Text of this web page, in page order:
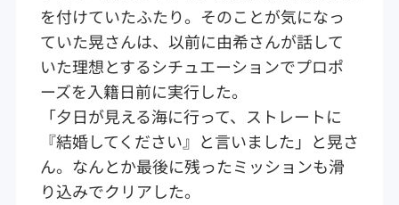
を付けていたふたり。そのことが気になっ
ていた晃さんは、以前に由希さんが話して
いた理想とするシチュエーションでプロポ
ーズを入籍日前に実行した。
「夕日が見える海に行って、ストレートに
『結婚してください』と言いました」と晃さ
ん。なんとか最後に残ったミッションも滑
り込みでクリアした。